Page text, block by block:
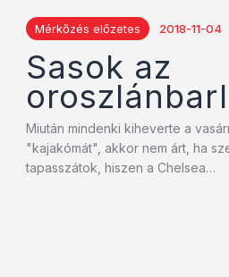
Mérkőzés előzetes 2018-11-04
Sasok az
Miután mindenki kiheverte a
"kajakómát", akkor nem árt, ha
tapasszátok, hiszen a Chelsea…